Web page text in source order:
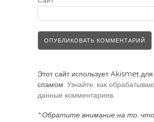
Этот сайт использует Akismet
спамом. Узнайте, как
данные комментариев.
* Обратите внимание на то, что